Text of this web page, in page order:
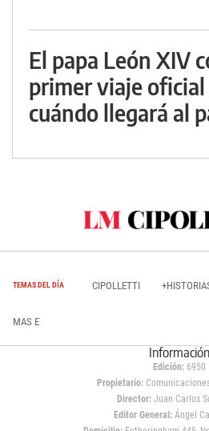
El papa León XIV
primer viaje
cuándo llegará al
TEMAS DEL DÍA CIPOLLETTI
MAS E
Información
Edición: 6950
Propietario:
Director: Juan Carlos
Editor General:Ángel